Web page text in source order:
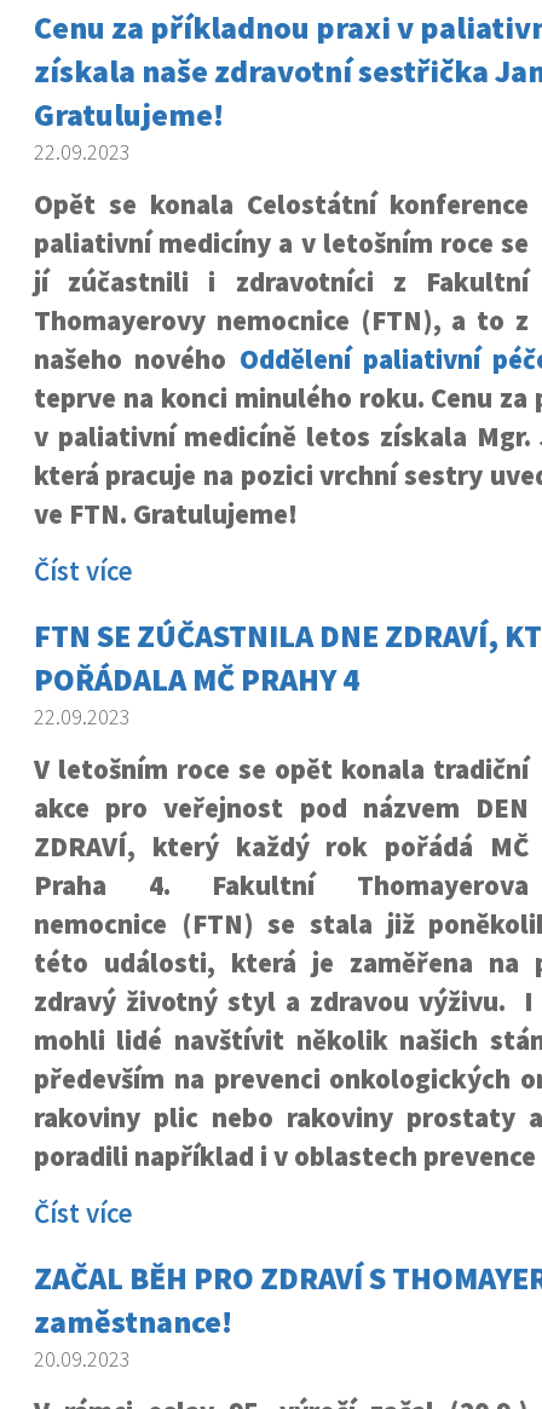
Cenu za příkladnou praxi v
získala naše zdravotní sestřička
Gratulujeme!
22.09.2023
Opět se konala Celostátní konference
paliativní medicíny a v letošním roce se
jí zúčastnili i zdravotníci z Fakultní
Thomayerovy nemocnice (FTN), a to z
našeho nového Oddělení paliativní
teprve na konci minulého roku. Cenu
v paliativní medicíně letos získala Mgr.
která pracuje na pozici vrchní sestry
ve FTN. Gratulujeme!
Číst více
FTN SE ZÚČASTNILA DNE ZDRAVÍ,
POŘÁDALA MČ PRAHY 4
22.09.2023
V letošním roce se opět konala tradiční
akce pro veřejnost pod názvem DEN
ZDRAVÍ, který každý rok pořádá MČ
Praha 4. Fakultní Thomayerova
nemocnice (FTN) se stala již
této události, která je zaměřena na
zdravý životný styl a zdravou výživu.
mohli lidé navštívit několik našich
především na prevenci onkologických
rakoviny plic nebo rakoviny prostaty
poradili například i v oblastech
Číst více
ZAČAL BĚH PRO ZDRAVÍ S
zaměstnance!
20.09.2023